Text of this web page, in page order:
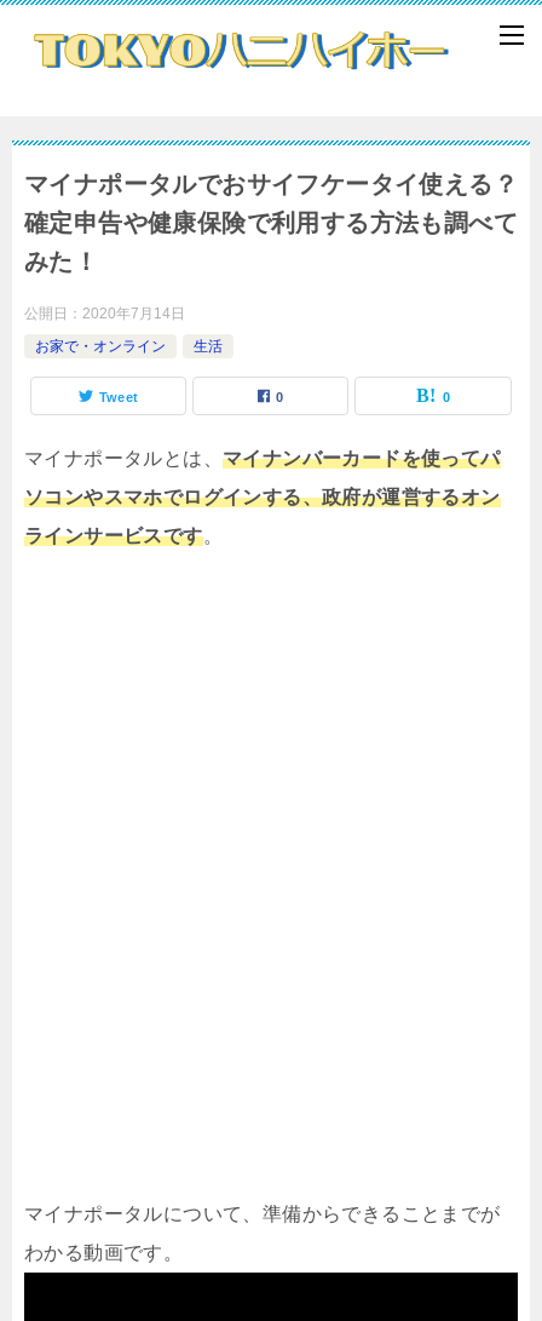
マイナポータルでおサイフケータイ使える？
確定申告や健康保険で利用する方法も調べて
みた！
公開日： 2020年7月14日
お家で・オンライン
生活
Tweet 0 0
マイナポータルとは、 マイナンバーカードを使ってパ
ソコンやスマホでログインする、政府が運営するオン
ラインサービスです。
マイナポータルについて、準備からできることまでが
わかる動画です。